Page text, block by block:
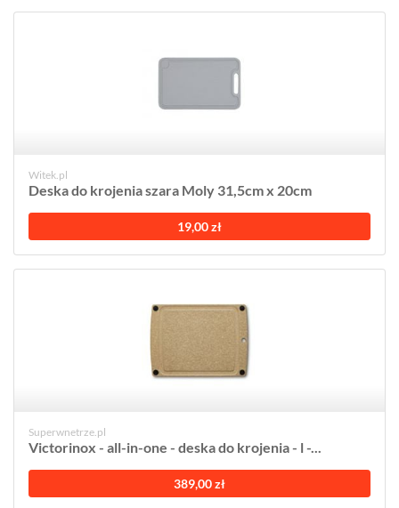
Witek.pl
Deska do krojenia szara Moly 31,5cm x 20cm
19,00 zł
Superwnetrze.pl
Victorinox - all-in-one - deska do krojenia - l -...
389,00 zł